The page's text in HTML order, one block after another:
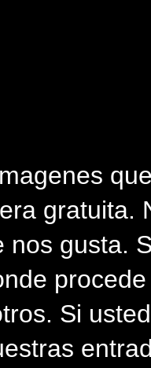
gratuita.
nos gusta.
Si